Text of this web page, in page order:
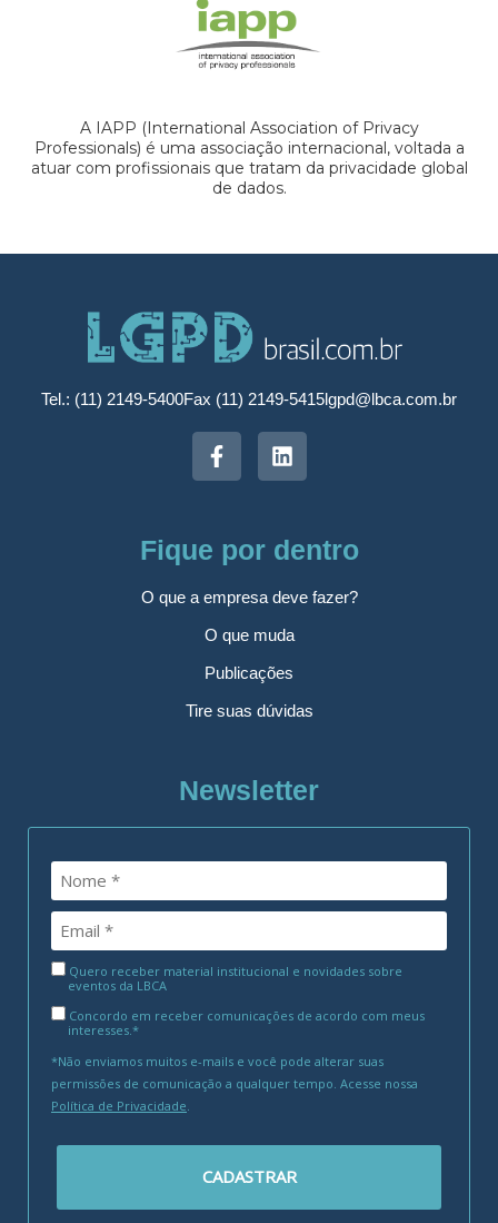
A IAPP (International Association of Privacy
Professionals) é uma associação internacional, voltada a
atuar com profissionais que tratam da privacidade global
de dados.
Tel.: (11) 2149-5400Fax (11) 2149-5415lgpd@lbca.com.br
Fique por dentro
O que a empresa deve fazer?
O que muda
Publicações
Tire suas dúvidas
Newsletter
Quero receber material institucional e novidades sobre
eventos da LBCA
Concordo em receber comunicações de acordo com meus
interesses.*
*Não enviamos muitos e-mails e você pode alterar suas
permissões de comunicação a qualquer tempo. Acesse nossa
Política de Privacidade
CADASTRAR